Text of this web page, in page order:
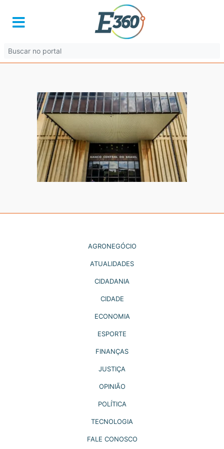
20231025_150203
30 de julho de 2025 às 13:57
AGRONEGÓCIO
ATUALIDADES
CIDADANIA
CIDADE
ECONOMIA
ESPORTE
FINANÇAS
JUSTIÇA
OPINIÃO
POLÍTICA
TECNOLOGIA
FALE CONOSCO